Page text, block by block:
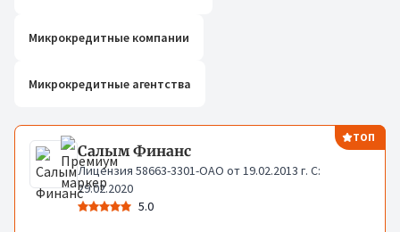
Микрокредитные компании
Микрокредитные агентства
Микрокредитные компании ТОП
Салым Финанс
Лицензия 58663-3301-ОАО от 19.02.2013 г. С:
29.02.2020
5.0